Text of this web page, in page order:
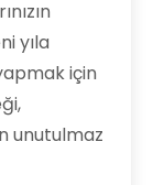
yıla
için
unutulmaz